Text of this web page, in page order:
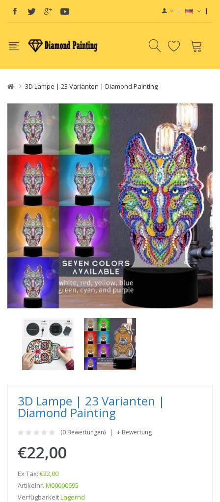
3D Lampe | 23 Varianten | Diamond Painting
3D Lampe | 23 Varianten |
Diamond Painting
(0 Bewertungen) + Bewertung
€22,00
Ex Tax: €22,00
Artikelnr. M00000695
VerfügbarkeitLagernd